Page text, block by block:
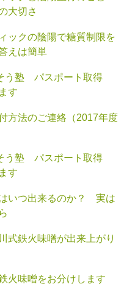
大切さ
ックの陰陽で糖質制限を
えは簡単
う塾 パスポート取得
す
方法のご連絡（2017年度
う塾 パスポート取得
す
いつ出来るのか？ 実は
ら
式鉄火味噌が出来上がり
火味噌をお分けします